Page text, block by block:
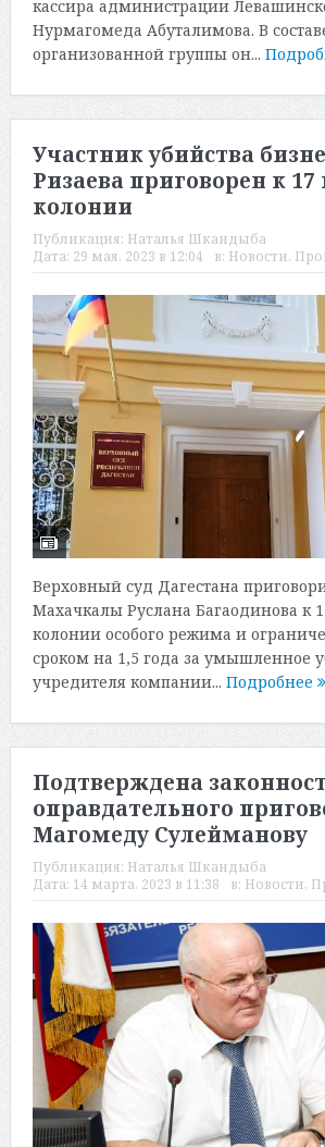
кассира администрации
Нурмагомеда Абуталимова. В
организованной группы он...
Участник убийства
Ризаева приговорен к 17
колонии
Публикация: Наталья Шкандыба
Дата: 29 мая, 2023 в 12:04 в: Новости,
Верховный суд Дагестана
Махачкалы Руслана Багаодинова к
колонии особого режима и
сроком на 1,5 года за умышленное
учредителя компании... Подробнее
Подтверждена
оправдательного
Магомеду Сулейманову
Публикация: Наталья Шкандыба
Дата: 14 марта, 2023 в 11:38 в: Новости,